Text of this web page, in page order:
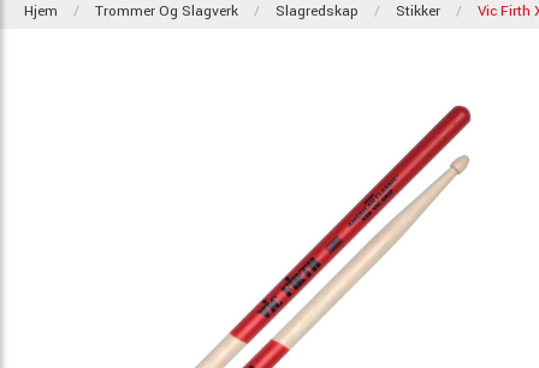
Hjem Trommer Og Slagverk Slagredskap Stikker Vic Firth